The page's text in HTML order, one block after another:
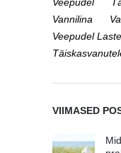
Vannilina
Veepudel
VIIMASED